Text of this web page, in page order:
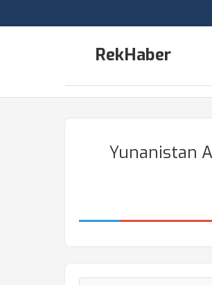
RekHaber
Yunanistan